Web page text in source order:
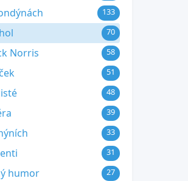
133
70
Norris 58
51
48
39
33
31
humor 27